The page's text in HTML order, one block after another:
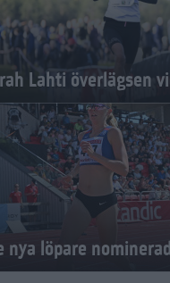
Lahti överlägsen
nya löpare